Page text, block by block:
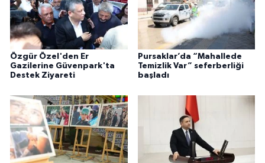
Özgür Özel'den Er
Gazilerine Güvenpark'ta
Destek Ziyareti
Pursaklar’da “Mahallede
Temizlik Var” seferberliği
başladı